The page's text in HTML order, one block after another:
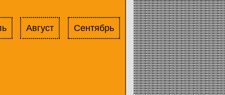
Август Сентябрь